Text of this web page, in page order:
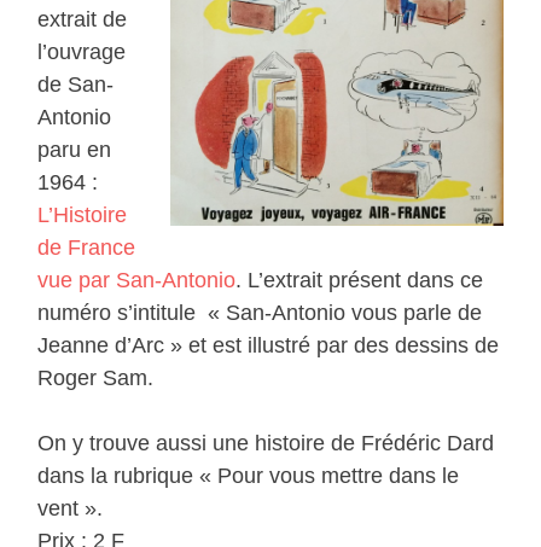
extrait de
l’ouvrage
de San-
Antonio
paru en
1964 :
L’Histoire
de France
vue par San-Antonio. L’extrait présent dans ce
numéro s’intitule « San-Antonio vous parle de
Jeanne d’Arc » et est illustré par des dessins de
Roger Sam.
On y trouve aussi une histoire de Frédéric Dard
dans la rubrique « Pour vous mettre dans le
vent ».
Prix : 2 F